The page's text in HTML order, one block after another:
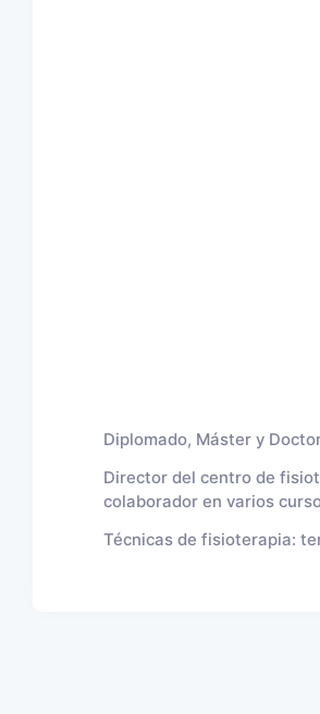
Diplomado, Máster y
Director del centro de
colaborador en varios
Técnicas de fisioterapia: